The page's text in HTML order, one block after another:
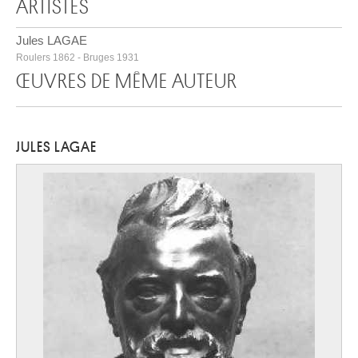
ARTISTES
Jules LAGAE
Roulers 1862 - Bruges 1931
ŒUVRES DE MÊME AUTEUR
JULES LAGAE